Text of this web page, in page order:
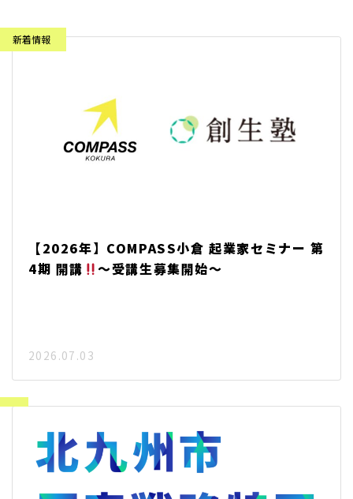
【2026年】COMPASS小倉 起業家セミナー 第
4期 開講
～受講生募集開始～
2026.07.03